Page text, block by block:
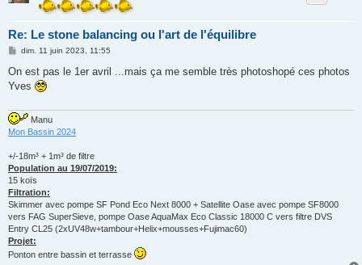
Re: Le stone balancing ou l'art de l'équilibre
M
s
a
dim. 11 juin 2023, 11:55
On est pas le 1er avril ...mais ça me semble très photoshopé ces photos
Yves
Manu
Mon Bassin 2024
+/-18m³ + 1m³ de filtre
Population au 19/07/2019:
15 koïs
Filtration:
Skimmer avec pompe SF Pond Eco Next 8000 + Satellite Oase avec pompe SF8000
vers FAG SuperSieve, pompe Oase AquaMax Eco Classic 18000 C vers filtre DVS
Entry CL25 (2xUV48w+tambour+Helix+mousses+Fujimac60)
Projet:
Ponton entre bassin et terrasse